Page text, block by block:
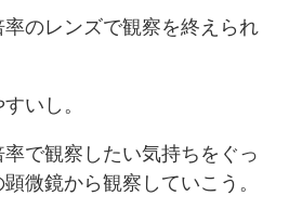
のレンズで観察を終えられ
いし。
で観察したい気持ちをぐっ
微鏡から観察していこう。